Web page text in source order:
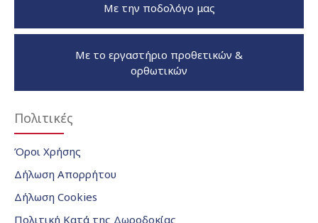
Με την ποδολόγο μας
Με το εργαστήριο προθετικών &
ορθωτικών
Πολιτικές
Όροι Χρήσης
Δήλωση Απορρήτου
Δήλωση Cookies
Πολιτική Κατά της Δωροδοκίας